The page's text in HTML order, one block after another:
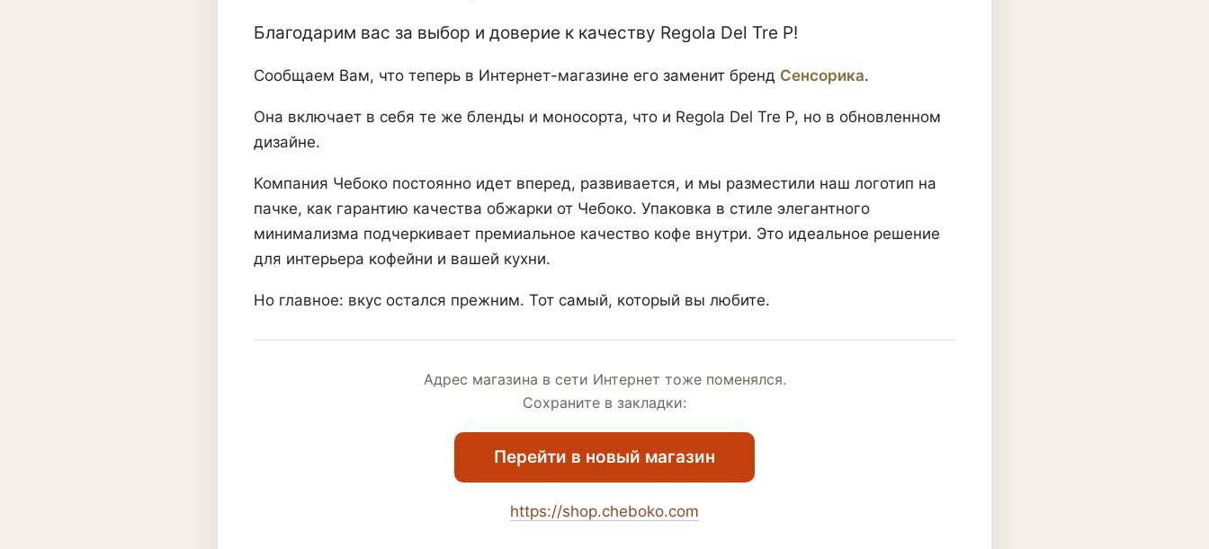
Благодарим вас за выбор и доверие к качеству Regola Del Tre P!
Сообщаем Вам, что теперь в Интернет-магазине его заменит бренд Сенсорика.
Она включает в себя те же бленды и моносорта, что и Regola Del Tre P, но в обновленном
дизайне.
Компания Чебоко постоянно идет вперед, развивается, и мы разместили наш логотип на
пачке, как гарантию качества обжарки от Чебоко. Упаковка в стиле элегантного
минимализма подчеркивает премиальное качество кофе внутри. Это идеальное решение
для интерьера кофейни и вашей кухни.
Но главное: вкус остался прежним. Тот самый, который вы любите.
Адрес магазина в сети Интернет тоже поменялся.
Сохраните в закладки:
Перейти в новый магазин
https://shop.cheboko.com